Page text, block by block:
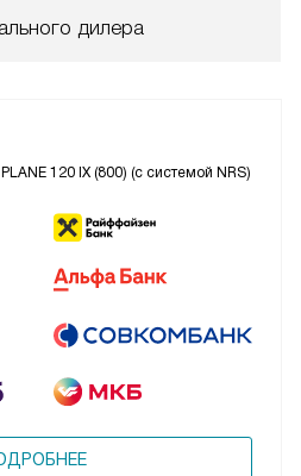
дилера
120 IX (800) (c системой NRS)